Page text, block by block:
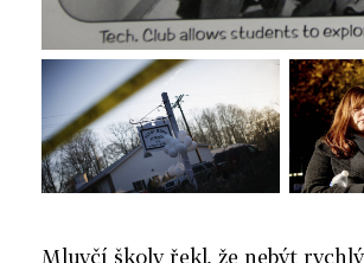
Mluvčí školy řekl, že nebýt